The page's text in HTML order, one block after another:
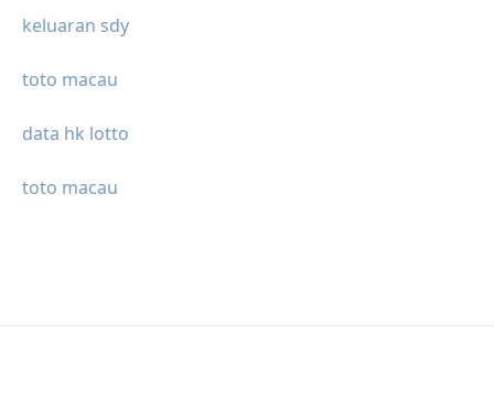
keluaran sdy
toto macau
data hk lotto
toto macau